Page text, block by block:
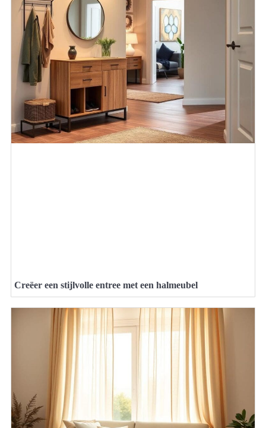
Creëer een stijlvolle entree met een halmeubel